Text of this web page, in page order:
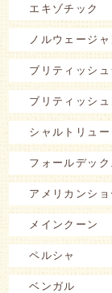
エキゾチック
ノルウェージ
ブリティッシ
ブリティッシ
シャルトリュー
フォールデック
アメリカンシ
メインクーン
ペルシャ
ベンガル